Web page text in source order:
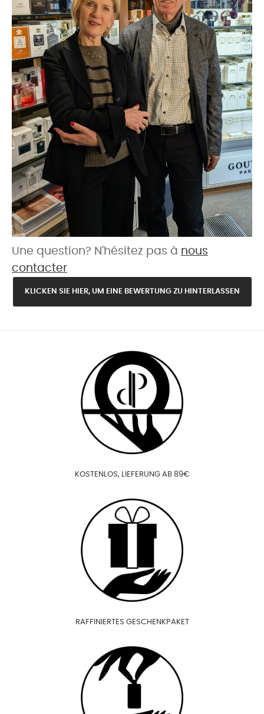
Une question? N'hésitez pas à nous
contacter
KLICKEN SIE HIER, UM EINE BEWERTUNG ZU HINTERLASSEN
KOSTENLOS, LIEFERUNG AB 89€
RAFFINIERTES GESCHENKPAKET